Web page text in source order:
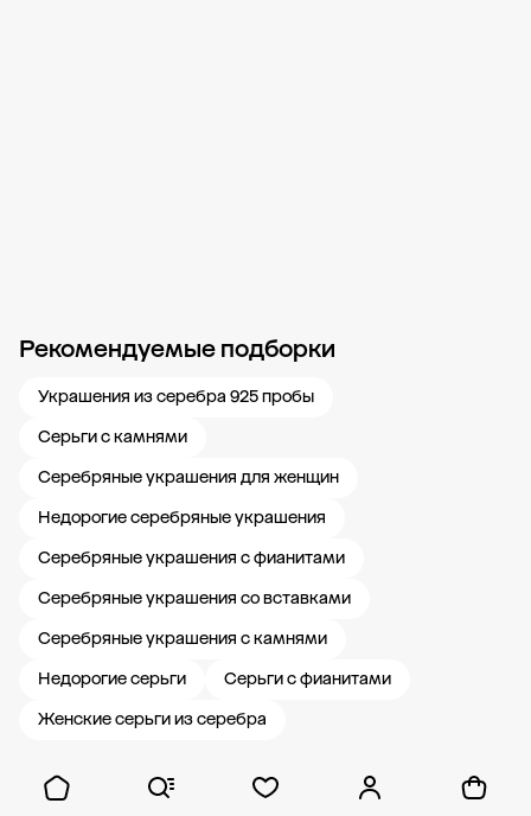
Рекомендуемые подборки
Украшения из серебра 925 пробы
Серьги с камнями
Серебряные украшения для женщин
Недорогие серебряные украшения
Серебряные украшения с фианитами
Серебряные украшения со вставками
Серебряные украшения с камнями
Недорогие серьги
Серьги с фианитами
Женские серьги из серебра
Показать ещё
Новости компании Журнал ЗОЛОТОЙ Блог